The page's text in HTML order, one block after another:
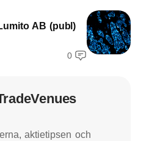
AB (publ)
0
aktietipsen och